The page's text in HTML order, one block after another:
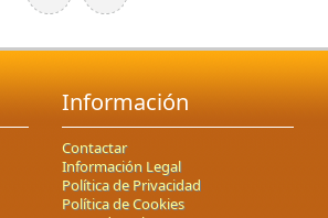
Información
Contactar
Información Legal
Política de Privacidad
Política de Cookies